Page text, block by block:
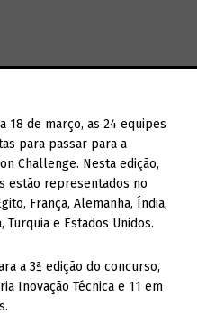
18 de março, as 24 equipes
para passar para a
Challenge. Nesta edição,
estão representados no
França, Alemanha, Índia,
Turquia e Estados Unidos.
a 3ª edição do concurso,
Inovação Técnica e 11 em